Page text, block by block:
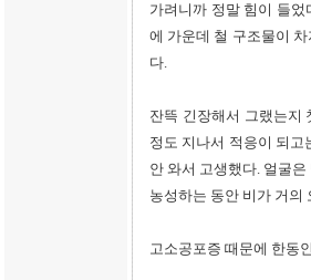
가려니까 정말 힘이 들
에 가운데 철 구조물이
다.
잔뜩 긴장해서 그랬는지
정도 지나서 적응이 되
안 와서 고생했다. 얼굴
농성하는 동안 비가 거의
고소공포증 때문에 한동